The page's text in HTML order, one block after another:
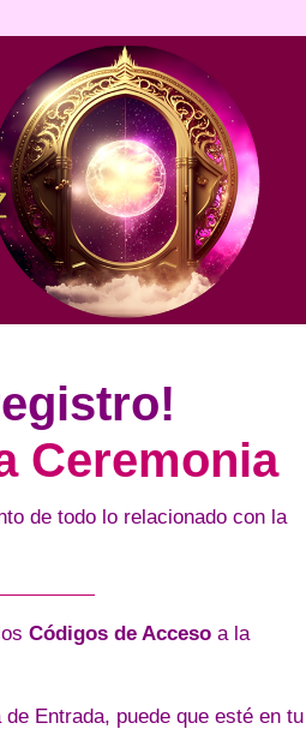
Ceremonia
de todo lo relacionado con la
Códigos de Acceso a la
Entrada, puede que esté en tu